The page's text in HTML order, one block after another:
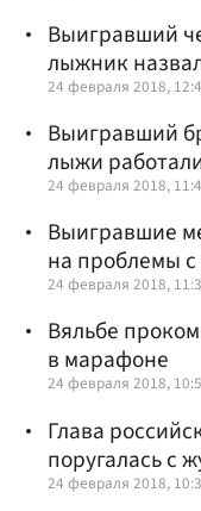
Выигравший
лыжник
24 февраля 2018,
Выигравший
лыжи
24 февраля 2018,
Выигравшие
на проблемы
24 февраля 2018,
Вяльбе
в марафоне
24 февраля 2018,
Глава
поругалась с
24 февраля 2018,